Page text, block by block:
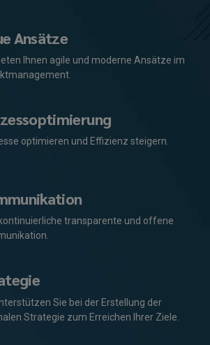
Ansätze
Ihnen agile und moderne Ansätze im
optimieren und Effizienz steigern.
transparente und offene
Sie bei der Erstellung der
Strategie zum Erreichen Ihrer Ziele.